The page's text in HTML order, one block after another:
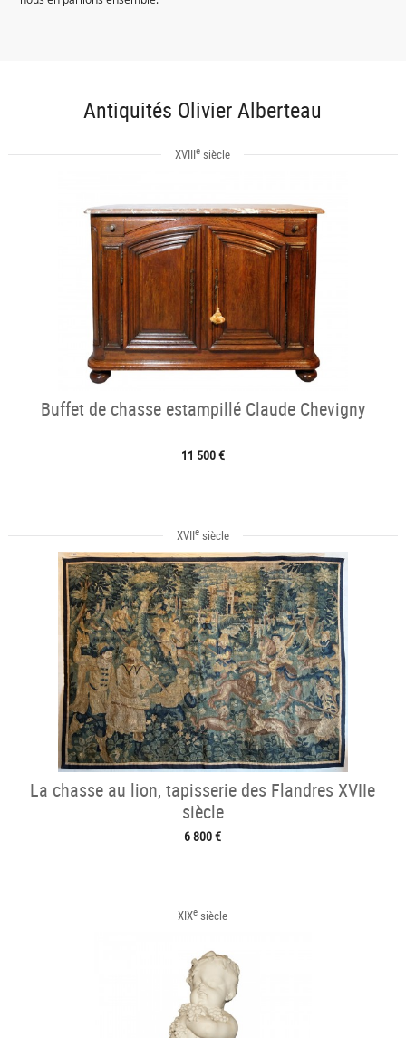
Antiquités Olivier Alberteau
XVIIIe siècle
Buffet de chasse estampillé Claude Chevigny
11 500 €
XVIIesiècle
La chasse au lion, tapisserie des Flandres XVIIe
siècle
6 800 €
XIXe siècle